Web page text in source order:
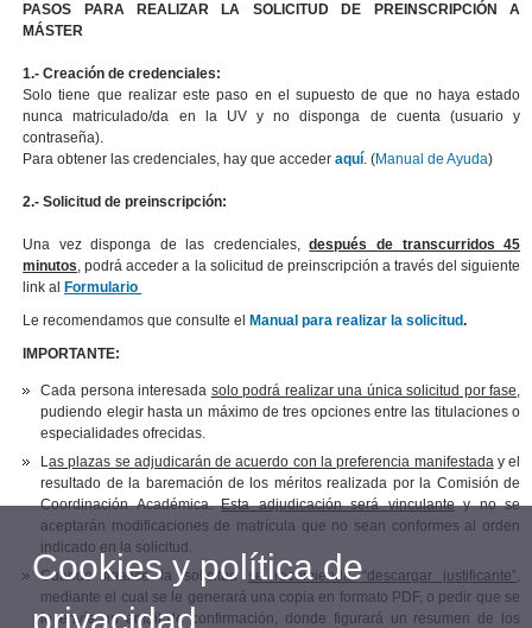
PASOS PARA REALIZAR LA SOLICITUD DE PREINSCRIPCIÓN A
MÁSTER
1.- Creación de credenciales:
Solo tiene que realizar este paso en el supuesto de que no haya estado
nunca matriculado/da en la UV y no disponga de cuenta (usuario y
contraseña).
Para obtener las credenciales, hay que accederaquí. (Manual de Ayuda)
2.- Solicitud de preinscripción:
Una vez disponga de las credenciales,después de transcurridos 45
minutos, podrá acceder a la solicitud de preinscripción a través del siguiente
link al Formulario
Le recomendamos que consulte el
Manual para realizar la solicitud.
IMPORTANTE:
Cada persona interesada solo podrá realizar una única solicitud por fase,
pudiendo elegir hasta un máximo de tres opciones entre las titulaciones o
especialidades ofrecidas.
Las plazas se adjudicarán de acuerdo con la preferencia manifestaday el
resultado de la baremación de los méritos realizada por la Comisión de
Coordinación Académica.Esta adjudicación será vinculantey no se
aceptarán modificaciones de matrícula que no sean conformes al orden
indicado en la solicitud.
Cuando finalice la solicitud se recomienda “descargar justificante”,
mediante el cual se le generará una copia en formato PDF, o pedir que se
le envíe un email de confirmación, donde figurará un resumen de los
Cookies y política de
privacidad